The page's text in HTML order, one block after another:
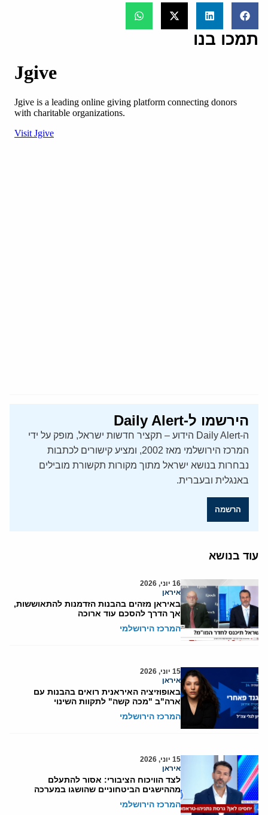
תמכו בנו
הירשמו ל-Daily Alert
ה-Daily Alert הידוע – תקציר חדשות ישראל, מופק על ידי
המרכז הירושלמי מאז 2002, ומציע קישורים לכתבות
נבחרות בנושא ישראל מתוך מקורות תקשורת מובילים
באנגלית ובעברית.
הרשמה
עוד בנושא
16 יוני, 2026
איראן
באיראן מזהים בהבנות הזדמנות להתאוששות,
אך הדרך להסכם עוד ארוכה
המרכז הירושלמי
15 יוני, 2026
איראן
באופוזיציה האיראנית רואים בהבנות עם
ארה"ב "מכה קשה" לתקוות השינוי
המרכז הירושלמי
15 יוני, 2026
איראן
לצד הוויכוח הציבורי: אסור להתעלם
מההישגים הביטחוניים שהושגו במערכה
המרכז הירושלמי